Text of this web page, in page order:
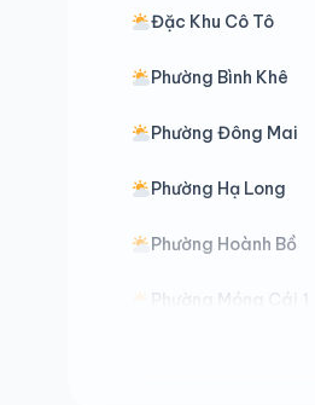
Đặc Khu Cô Tô
Phường Bình Khê
Phường Đông Mai
Phường Hạ Long
Phường Hoành Bồ
Phường Móng Cái 1